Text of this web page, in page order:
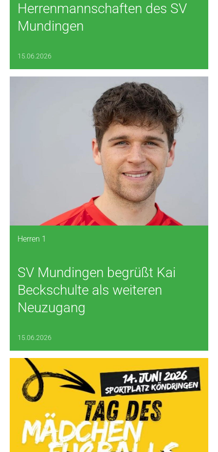
Herrenmannschaften des SV
Mundingen
15.06.2026
Herren 1
SV Mundingen begrüßt Kai
Beckschulte als weiteren
Neuzugang
15.06.2026